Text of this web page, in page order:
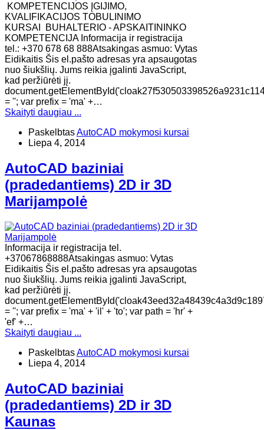
KOMPETENCIJOS ĮGIJIMO,
KVALIFIKACIJOS TOBULINIMO
KURSAI BUHALTERIO - APSKAITININKO
KOMPETENCIJA Informacija ir registracija
tel.: +370 678 68 888Atsakingas asmuo: Vytas
Eidikaitis Šis el.pašto adresas yra apsaugotas
nuo šiukšlių. Jums reikia įgalinti JavaScript,
kad peržiūrėti jį.
= ''; var prefix = 'ma' +…
Skaityti daugiau ...
PaskelbtasAutoCAD mokymosi kursai
Liepa 4, 2014
AutoCAD baziniai
(pradedantiems) 2D ir 3D
Marijampolė
Informacija ir registracija tel.
+37067868888Atsakingas asmuo: Vytas
Eidikaitis Šis el.pašto adresas yra apsaugotas
nuo šiukšlių. Jums reikia įgalinti JavaScript,
kad peržiūrėti jį.
= ''; var prefix = 'ma' + 'il' + 'to'; var path = 'hr' +
'ef' +…
Skaityti daugiau ...
PaskelbtasAutoCAD mokymosi kursai
Liepa 4, 2014
AutoCAD baziniai
(pradedantiems) 2D ir 3D
Kaunas